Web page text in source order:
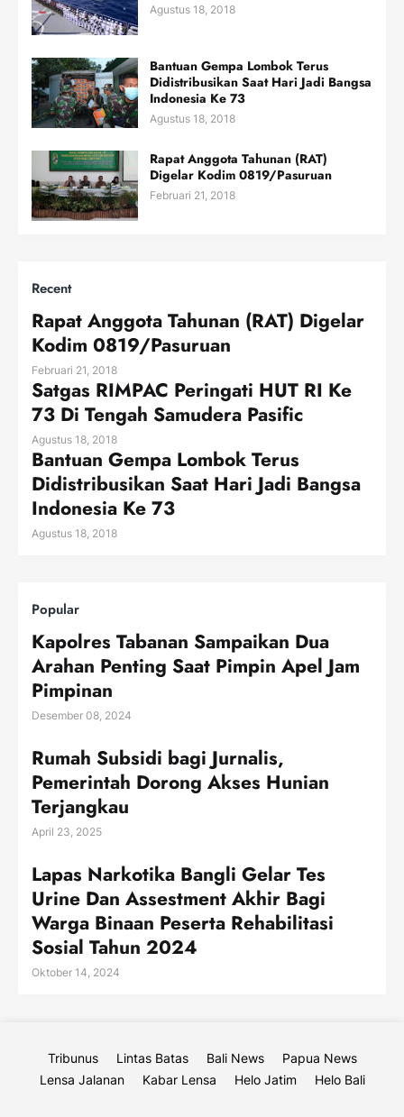
Agustus 18, 2018
Bantuan Gempa Lombok Terus
Didistribusikan Saat Hari Jadi Bangsa
Indonesia Ke 73
Agustus 18, 2018
Rapat Anggota Tahunan (RAT)
Digelar Kodim 0819/Pasuruan
Februari 21, 2018
Recent
Rapat Anggota Tahunan (RAT) Digelar
Kodim 0819/Pasuruan
Februari 21, 2018
Satgas RIMPAC Peringati HUT RI Ke
73 Di Tengah Samudera Pasific
Agustus 18, 2018
Bantuan Gempa Lombok Terus
Didistribusikan Saat Hari Jadi Bangsa
Indonesia Ke 73
Agustus 18, 2018
Popular
Kapolres Tabanan Sampaikan Dua
Arahan Penting Saat Pimpin Apel Jam
Pimpinan
Desember 08, 2024
Rumah Subsidi bagi Jurnalis,
Pemerintah Dorong Akses Hunian
Terjangkau
April 23, 2025
Lapas Narkotika Bangli Gelar Tes
Urine Dan Assestment Akhir Bagi
Warga Binaan Peserta Rehabilitasi
Sosial Tahun 2024
Oktober 14, 2024
Tribunus Lintas Batas Bali News
Papua News
Lensa Jalanan
Kabar Lensa Helo Jatim Helo Bali